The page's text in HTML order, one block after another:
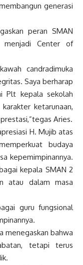
generasi
peran SMAN
menjadi Center of
candradimuka
Saya berharap
Plt kepala sekolah
ketarunaan,
Aries.
H. Mujib atas
budaya
kepemimpinannya.
kepala SMAN 2
atau dalam masa
guru fungsional
menegaskan bahwa
tetapi terus